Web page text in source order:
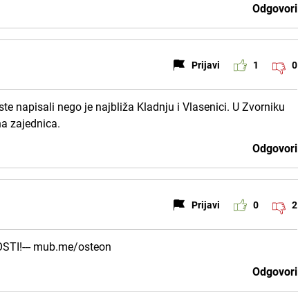
Odgovori
Prijavi 1 0
napisali nego je najbliža Kladnju i Vlasenici. U Zvorniku
zajednica.
Odgovori
Prijavi 0 2
mub.me/osteon
Odgovori